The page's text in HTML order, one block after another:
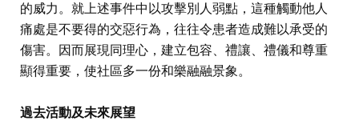
的威力。就上述事件中以攻擊別人弱點，這種觸動他人
痛處是不要得的交惡行為，往往令患者造成難以承受的
傷害。因而展現同理心，建立包容、禮讓、禮儀和尊重
顯得重要，使社區多一份和樂融融景象。
過去活動及未來展望